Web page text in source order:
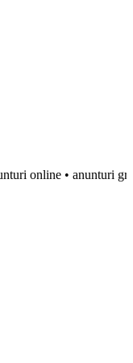
• anunturi gratuite